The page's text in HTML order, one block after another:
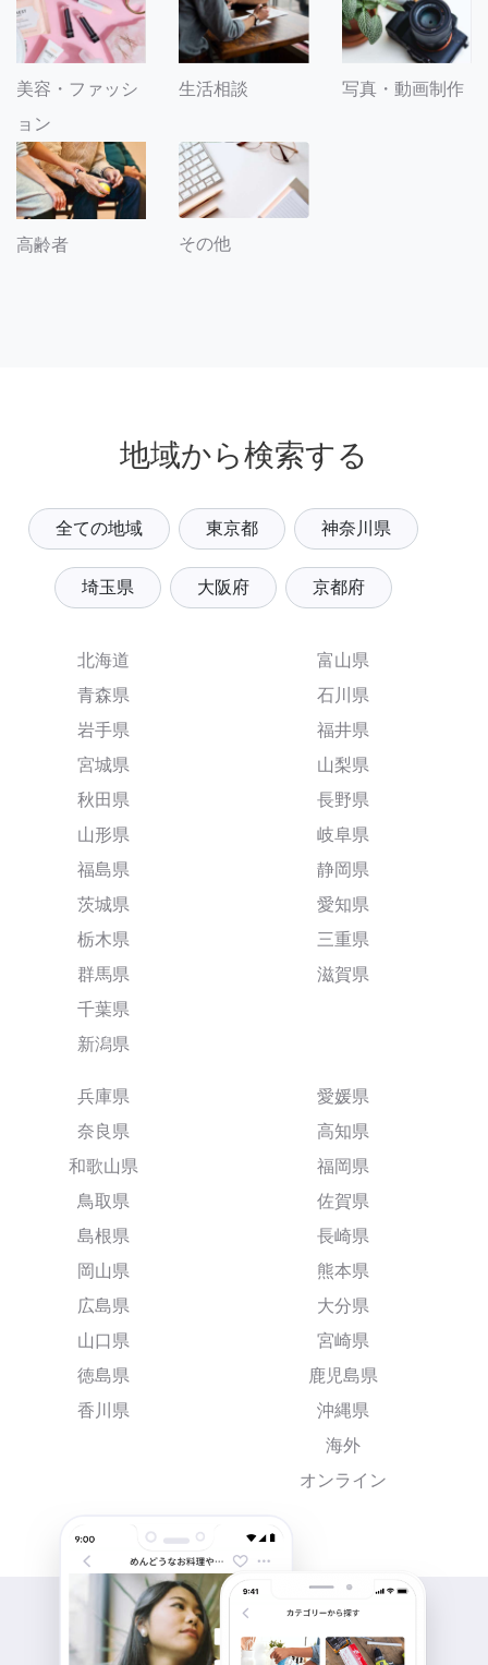
美容・ファッシ
ョン
生活相談 写真・動画制作
高齢者 その他
地域から検索する
全ての地域 東京都 神奈川県
埼玉県 大阪府 京都府
北海道
青森県
岩手県
宮城県
秋田県
山形県
福島県
茨城県
栃木県
群馬県
千葉県
新潟県
富山県
石川県
福井県
山梨県
長野県
岐阜県
静岡県
愛知県
三重県
滋賀県
兵庫県
奈良県
和歌山県
鳥取県
島根県
岡山県
広島県
山口県
徳島県
香川県
愛媛県
高知県
福岡県
佐賀県
長崎県
熊本県
大分県
宮崎県
鹿児島県
沖縄県
海外
オンライン